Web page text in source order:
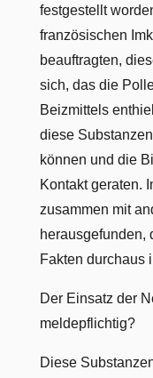
festgestellt
französischen
beauftragten,
sich, das die
Beizmittels
diese
können und die
Kontakt geraten.
zusammen mit
herausgefunden,
Fakten durchaus
Der Einsatz der
meldepflichtig?
Diese